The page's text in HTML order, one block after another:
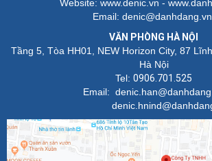
Website: www.denic.vn -
Email: denic@danhdang.vn
VĂN PHÒNG HÀ NỘI
Tầng 5, Tòa HH01, NEW Horizon City, 87
Hà Nội
Tel: 0906.701.525
Email: